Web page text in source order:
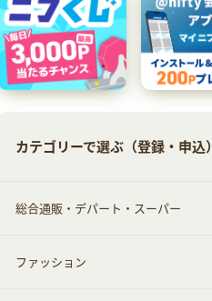
カテゴリーで選ぶ（登録・申込）
総合通販・デパート・スーパー
すべて見る
ファッション